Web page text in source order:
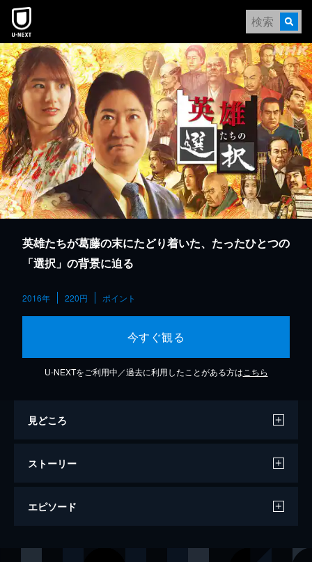
本文へスキップ
英雄たちが葛藤の末にたどり着いた、たったひとつの
「選択」の背景に迫る
2016年 220円 ポイント
今すぐ観る
U-NEXTをご利用中／過去に利用したことがある方は こちら
見どころ
ストーリー
エピソード
#1 「決戦！西南戦争 ラストサムライ